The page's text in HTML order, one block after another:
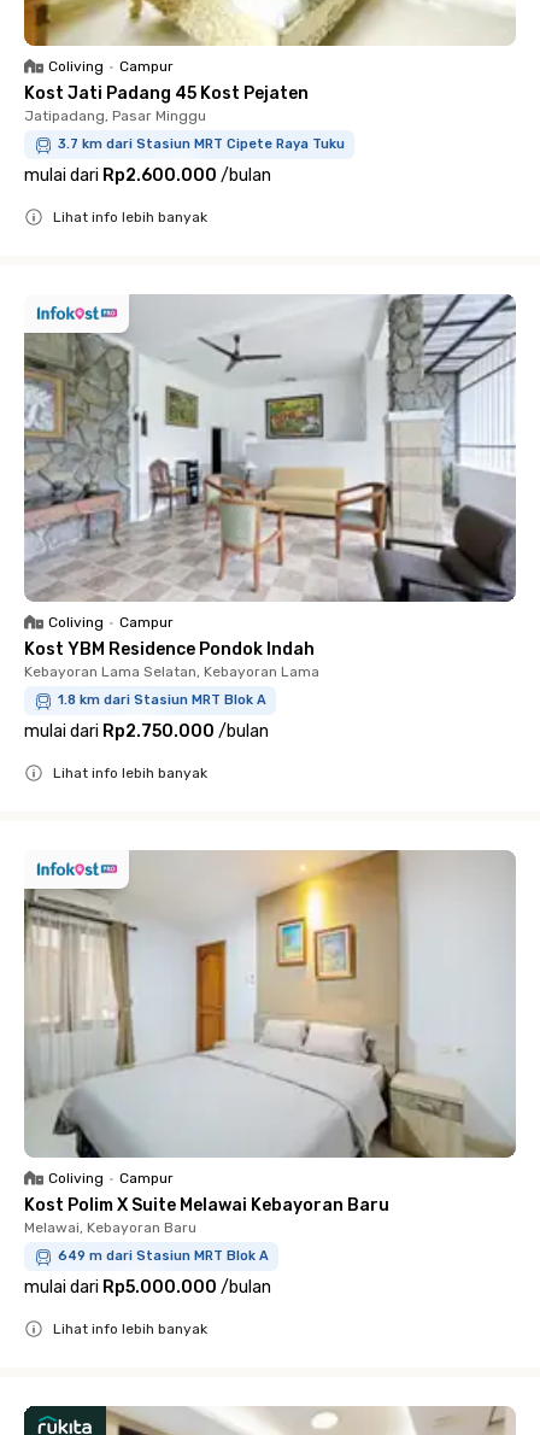
Coliving • Campur
Kost Jati Padang 45 Kost Pejaten
Jatipadang, Pasar Minggu
3.7 km dari Stasiun MRT Cipete Raya Tuku
mulai dari Rp2.600.000 /bulan
Lihat info lebih banyak
Coliving • Campur
Kost YBM Residence Pondok Indah
Kebayoran Lama Selatan, Kebayoran Lama
1.8 km dari Stasiun MRT Blok A
mulai dari Rp2.750.000 /bulan
Lihat info lebih banyak
Coliving • Campur
Kost Polim X Suite Melawai Kebayoran Baru
Melawai, Kebayoran Baru
649 m dari Stasiun MRT Blok A
mulai dari Rp5.000.000 /bulan
Lihat info lebih banyak